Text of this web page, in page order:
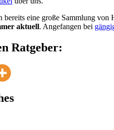
bereits eine große Sammlung
aktuell. Angefangen bei
Ratgeber: